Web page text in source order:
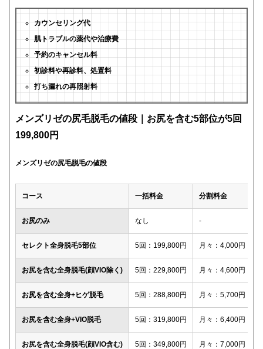
カウンセリング代
肌トラブルの薬代や治療費
予約のキャンセル料
初診料や再診料、処置料
打ち漏れの再照射料
メンズリゼの尻毛脱毛の値段｜お尻を含む5部位が5回
199,800円
メンズリゼの尻毛脱毛の値段
コース 一括料金 分割料金
お尻のみ なし -
セレクト全身脱毛5部位 5回：199,800円 月々：4,000円
お尻を含む全身脱毛(顔VIO除く) 5回：229,800円 月々：4,600円
お尻を含む全身+ヒゲ脱毛 5回：288,800円 月々：5,700円
お尻を含む全身+VIO脱毛 5回：319,800円 月々：6,400円
お尻を含む全身脱毛(顔VIO含む) 5回：349,800円 月々：7,000円